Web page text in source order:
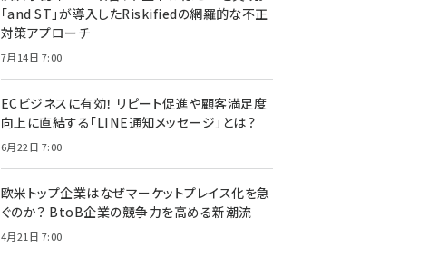
「and ST」が導入したRiskifiedの網羅的な不正
対策アプローチ
7月14日 7:00
ECビジネスに有効！ リピート促進や顧客満足度
向上に直結する「LINE通知メッセージ」とは？
6月22日 7:00
欧米トップ企業はなぜマーケットプレイス化を急
ぐのか？ BtoB企業の競争力を高める新潮流
4月21日 7:00